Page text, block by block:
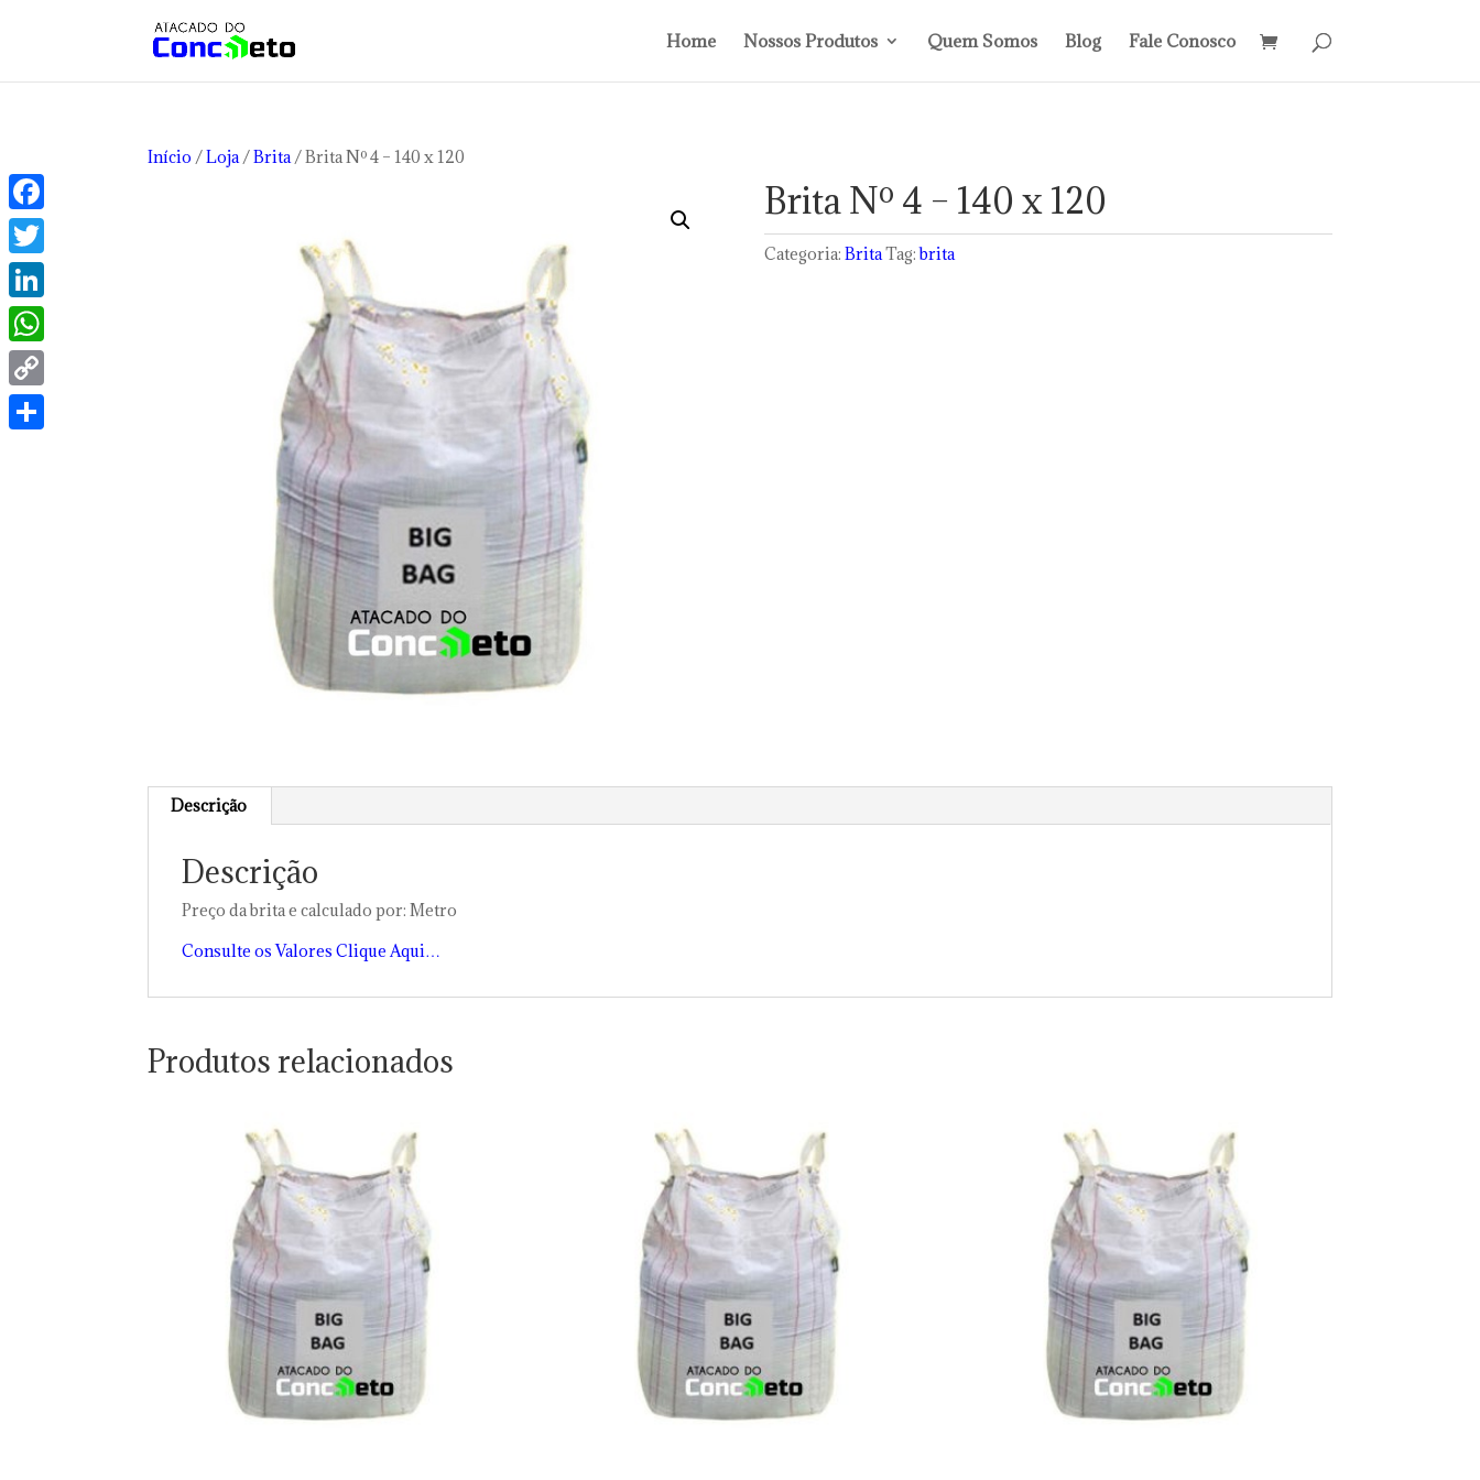
Home Nossos Produtos Quem Somos Blog Fale Conosco
Início /Loja/Brita/ Brita Nº 4 – 140 x 120
Brita Nº 4 – 140 x 120
Categoria: BritaTag:brita
Descrição
Descrição
Preço da brita e calculado por: Metro
Consulte os Valores Clique Aqui…
Produtos relacionados
Facebook
Twitter
LinkedIn
WhatsApp
Copy